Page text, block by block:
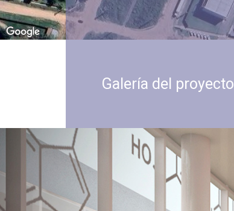
Galería del proyecto